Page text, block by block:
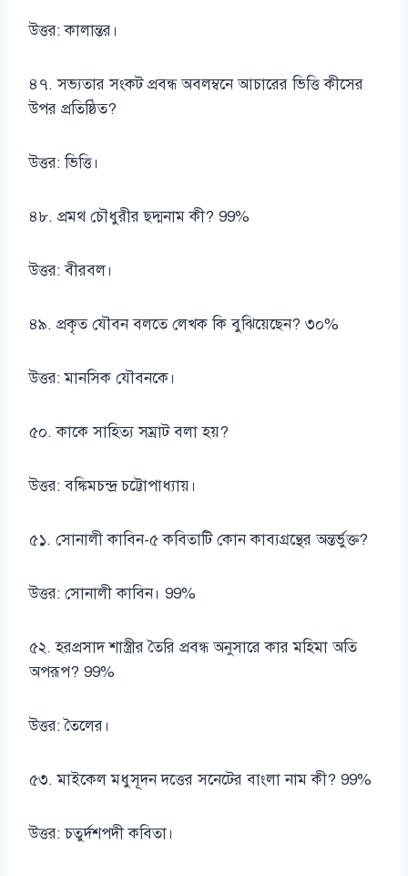
উত্তর: কালান্তর।
৪৭. সভ্যতার সংকট প্রবন্ধ অবলম্বনে আচারের ভিত্তি কীসের
উপর প্রতিষ্ঠিত?
উত্তর: ভিত্তি।
৪৮. প্রমথ চৌধুরীর ছদ্মনাম কী? 99%
উত্তর: বীরবল।
৪৯. প্রকৃত যৌবন বলতে লেখক কি বুঝিয়েছেন? ৩০%
উত্তর: মানসিক যৌবনকে।
৫০. কাকে সাহিত্য সম্রাট বলা হয়?
উত্তর: বঙ্কিমচন্দ্র চট্টোপাধ্যায়।
৫১. সোনালী কাবিন-৫ কবিতাটি কোন কাব্যগ্রন্থের অন্তর্ভুক্ত?
উত্তর: সোনালী কাবিন। 99%
৫২. হরপ্রসাদ শাস্ত্রীর তৈরি প্রবন্ধ অনুসারে কার মহিমা অতি
অপরূপ? 99%
উত্তর: তৈলের।
৫৩. মাইকেল মধুসূদন দত্তের সনেটের বাংলা নাম কী? 99%
উত্তর: চতুর্দশপদী কবিতা।